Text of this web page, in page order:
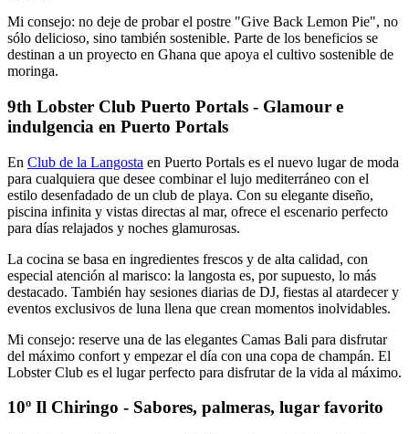
Mi consejo: no deje de probar el postre "Give Back Lemon Pie", no
sólo delicioso, sino también sostenible. Parte de los beneficios se
destinan a un proyecto en Ghana que apoya el cultivo sostenible de
moringa.
9th Lobster Club Puerto Portals - Glamour e
indulgencia en Puerto Portals
En Club de la Langosta en Puerto Portals es el nuevo lugar de moda
para cualquiera que desee combinar el lujo mediterráneo con el
estilo desenfadado de un club de playa. Con su elegante diseño,
piscina infinita y vistas directas al mar, ofrece el escenario perfecto
para días relajados y noches glamurosas.
La cocina se basa en ingredientes frescos y de alta calidad, con
especial atención al marisco: la langosta es, por supuesto, lo más
destacado. También hay sesiones diarias de DJ, fiestas al atardecer y
eventos exclusivos de luna llena que crean momentos inolvidables.
Mi consejo: reserve una de las elegantes Camas Bali para disfrutar
del máximo confort y empezar el día con una copa de champán. El
Lobster Club es el lugar perfecto para disfrutar de la vida al máximo.
10º Il Chiringo - Sabores, palmeras, lugar favorito